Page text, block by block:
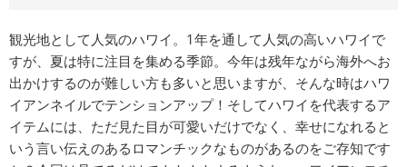
観光地として人気のハワイ。1年を通して人気の高いハワイで
すが、夏は特に注目を集める季節。今年は残年ながら海外へお
出かけするのが難しい方も多いと思いますが、そんな時はハワ
イアンネイルでテンションアップ！そしてハワイを代表するア
イテムには、ただ見た目が可愛いだけでなく、幸せになれると
いう言い伝えのあるロマンチックなものがあるのをご存知です